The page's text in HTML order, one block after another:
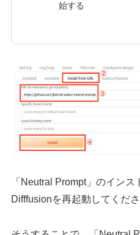
始する
「Neutral Prompt」のイン
Difffusionを再起動してくださ